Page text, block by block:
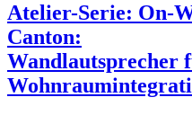
Atelier-Serie: On-
Canton:
Wandlautsprecher